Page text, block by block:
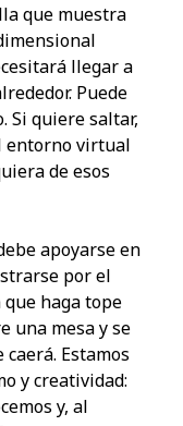
que muestra
llegar a
Puede
Si quiere saltar,
entorno virtual
de esos
apoyarse en
por el
haga tope
una mesa y se
Estamos
y creatividad:
y, al